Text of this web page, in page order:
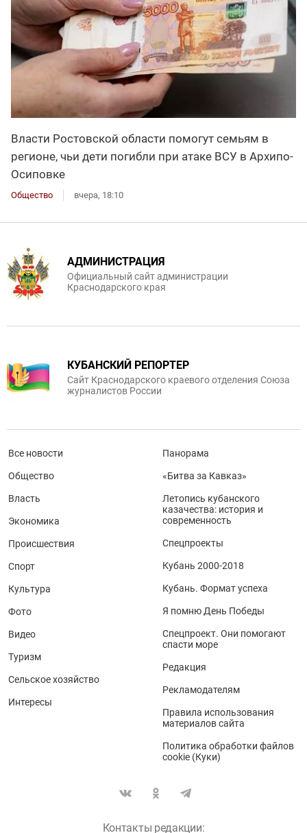
Власти Ростовской области помогут семьям в
регионе, чьи дети погибли при атаке ВСУ в Архипо-
Осиповке
Общество вчера, 18:10
АДМИНИСТРАЦИЯ
Официальный сайт администрации
Краснодарского края
КУБАНСКИЙ РЕПОРТЕР
Сайт Краснодарского краевого отделения Союза
журналистов России
Все новости
Общество
Власть
Экономика
Происшествия
Спорт
Культура
Фото
Видео
Туризм
Сельское хозяйство
Интересы
Панорама
«Битва за Кавказ»
Летопись кубанского
казачества: история и
современность
Спецпроекты
Кубань 2000-2018
Кубань. Формат успеха
Я помню День Победы
Спецпроект. Они помогают
спасти море
Редакция
Рекламодателям
Правила использования
материалов сайта
Политика обработки файлов
cookie (Куки)
Контакты редакции: